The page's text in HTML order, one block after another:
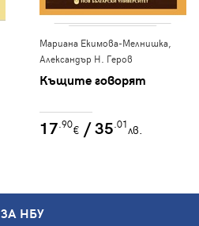
Мариана Екимова-Мелнишка,
Александър Н. Геров
Къщите говорят
17 .90€ / 35 .01лв.
ЗА НБУ